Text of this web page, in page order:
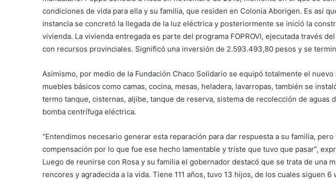
condiciones de vida para ella y su familia, que residen en Colonia Aborigen. Es así
instancia se concretó la llegada de la luz eléctrica y posteriormente se inició la
vivienda. La vivienda entregada es parte del programa FOPROVI, ejecutada través
con recursos provinciales. Significó una inversión de 2.593.493,80 pesos y se
Asimismo, por medio de la Fundación Chaco Solidario se equipó totalmente el nuevo
muebles básicos como camas, cocina, mesas, heladera, lavarropas, también se
termo tanque, cisternas, aljibe, tanque de reserva, sistema de recolección de aguas
bomba centrífuga eléctrica.
“Entendimos necesario generar esta reparación para dar respuesta a su familia,
compensación por lo que fue ese hecho lamentable y triste que tuvo que pasar”,
Luego de reunirse con Rosa y su familia el gobernador destacó que se trata de una
rencores y agradecida a la vida. Tiene 111 años, tuvo 13 hijos, de los cuales siguen 6